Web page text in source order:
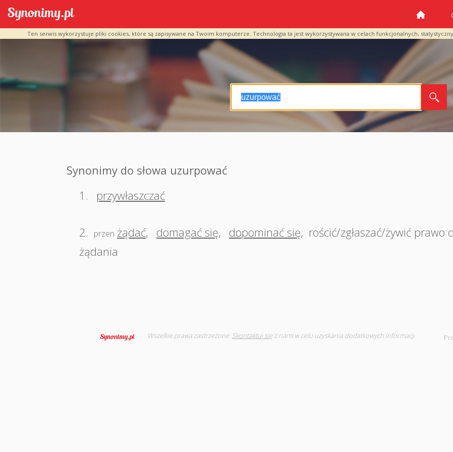
Ten serwis wykorzystuje pliki cookies, które są zapisywane na Twoim komputerze. Technologia ta jest wykorzystywana w celach funkcjonalnych,
Synonimy do słowa uzurpować
1.
przywłaszczać
2. przen żądać, domagać się, dopominać się, rościć/zgłaszać/żywić prawo
żądania
Wszelkie prawa zastrzeżone. Skontaktuj sięz nami w celu uzyskania dodatkowych informacji